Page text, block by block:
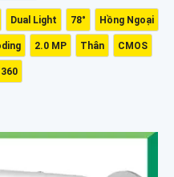
Dual Light 78° Hồng Ngoại
2.0 MP Thân CMOS